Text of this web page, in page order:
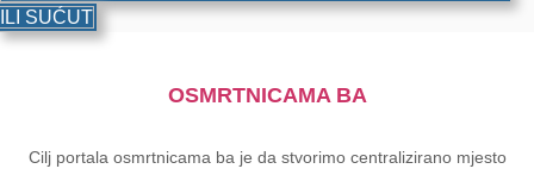
ILI SUĆUT
OSMRTNICAMA BA
Cilj portala osmrtnicama ba je da stvorimo centralizirano mjesto